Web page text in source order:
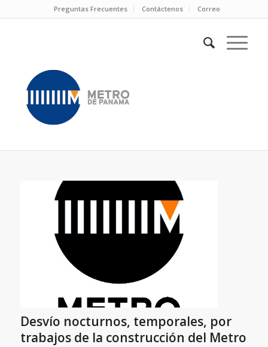
Preguntas Frecuentes Contáctenos Correo
Desvío nocturnos, temporales, por
trabajos de la construcción del Metro